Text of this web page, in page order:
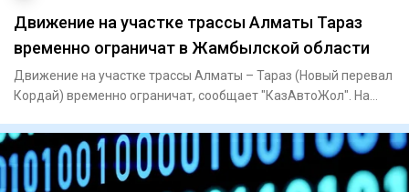
Движение на участке трассы Алматы Тараз
временно ограничат в Жамбылской области
Движение на участке трассы Алматы – Тараз (Новый перевал
Кордай) временно ограничат, сообщает "КазАвтоЖол". На